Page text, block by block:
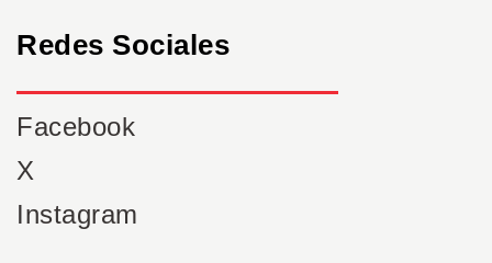
Redes Sociales
Facebook
X
Instagram